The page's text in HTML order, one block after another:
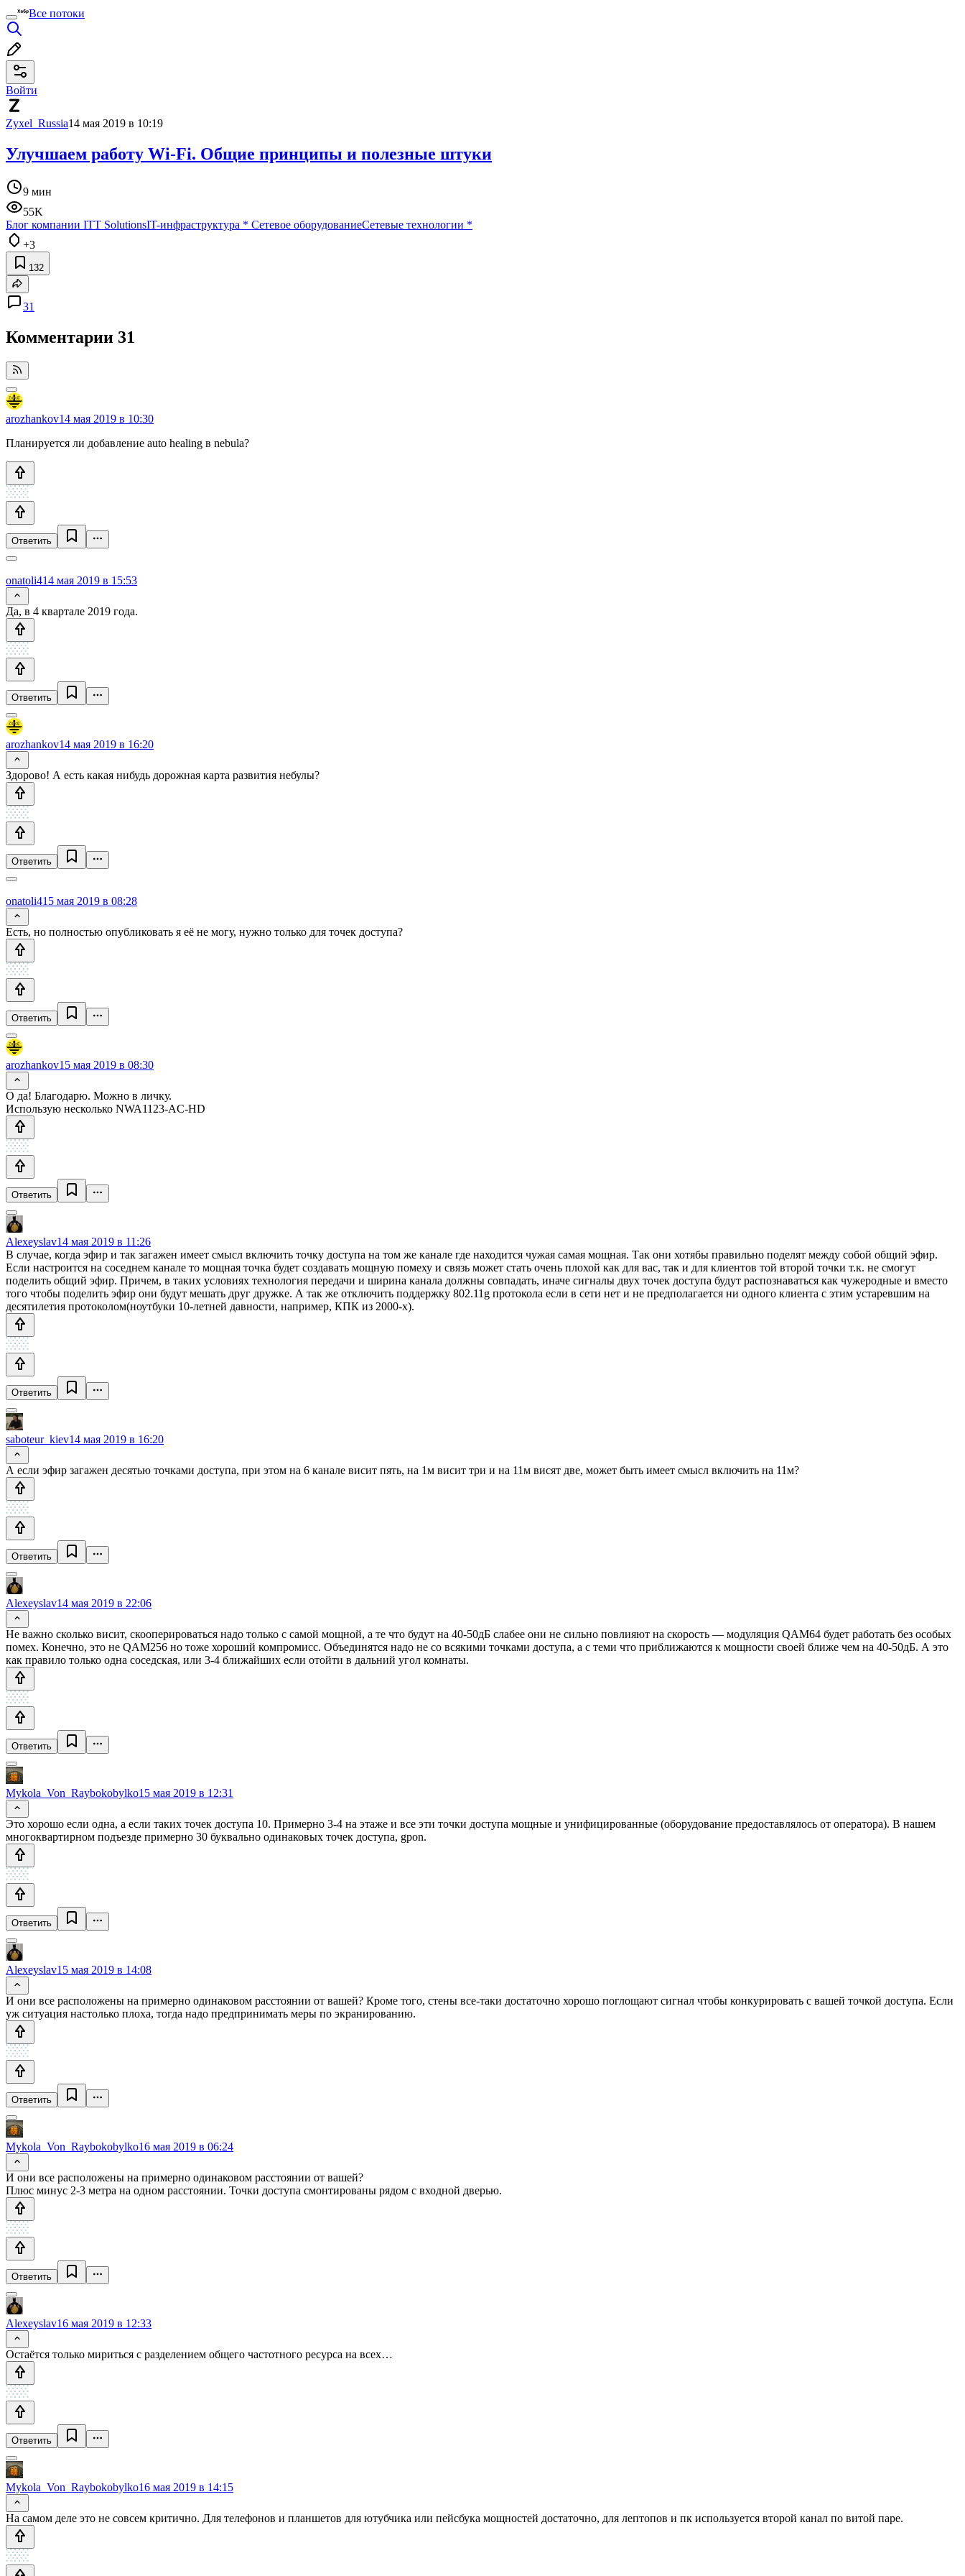
Все потоки
Войти
Zyxel_Russia14 мая 2019 в 10:19
Улучшаем работу Wi-Fi. Общие принципы и полезные штуки
9 мин
55K
Блог компании ITT SolutionsIT-инфраструктура * Сетевое оборудованиеСетевые технологии *
+3
132
31
Комментарии 31
arozhankov14 мая 2019 в 10:30
Планируется ли добавление auto healing в nebula?
Ответить
onatoli414 мая 2019 в 15:53
Да, в 4 квартале 2019 года.
Ответить
arozhankov14 мая 2019 в 16:20
Здорово! А есть какая нибудь дорожная карта развития небулы?
Ответить
onatoli415 мая 2019 в 08:28
Есть, но полностью опубликовать я её не могу, нужно только для точек доступа?
Ответить
arozhankov15 мая 2019 в 08:30
О да! Благодарю. Можно в личку.
Использую несколько NWA1123-AC-HD
Ответить
Alexeyslav14 мая 2019 в 11:26
В случае, когда эфир и так загажен имеет смысл включить точку доступа на том же канале где находится чужая самая мощная. Так они хотябы правильно поделят между собой общий эфир.
Если настроится на соседнем канале то мощная точка будет создавать мощную помеху и связь может стать очень плохой как для вас, так и для клиентов той второй точки т.к. не смогут
поделить общий эфир. Причем, в таких условиях технология передачи и ширина канала должны совпадать, иначе сигналы двух точек доступа будут распознаваться как чужеродные и вместо
того чтобы поделить эфир они будут мешать друг дружке. А так же отключить поддержку 802.11g протокола если в сети нет и не предполагается ни одного клиента с этим устаревшим на
десятилетия протоколом(ноутбуки 10-летней давности, например, КПК из 2000-х).
Ответить
saboteur_kiev14 мая 2019 в 16:20
А если эфир загажен десятью точками доступа, при этом на 6 канале висит пять, на 1м висит три и на 11м висят две, может быть имеет смысл включить на 11м?
Ответить
Alexeyslav14 мая 2019 в 22:06
Не важно сколько висит, скооперироваться надо только с самой мощной, а те что будут на 40-50дБ слабее они не сильно повлияют на скорость — модуляция QAM64 будет работать без особых
помех. Конечно, это не QAM256 но тоже хороший компромисс. Объединятся надо не со всякими точками доступа, а с теми что приближаются к мощности своей ближе чем на 40-50дБ. А это
как правило только одна соседская, или 3-4 ближайших если отойти в дальний угол комнаты.
Ответить
Mykola_Von_Raybokobylko15 мая 2019 в 12:31
Это хорошо если одна, а если таких точек доступа 10. Примерно 3-4 на этаже и все эти точки доступа мощные и унифицированные (оборудование предоставлялось от оператора). В нашем
многоквартирном подъезде примерно 30 буквально одинаковых точек доступа, gpon.
Ответить
Alexeyslav15 мая 2019 в 14:08
И они все расположены на примерно одинаковом расстоянии от вашей? Кроме того, стены все-таки достаточно хорошо поглощают сигнал чтобы конкурировать с вашей точкой доступа. Если
уж ситуация настолько плоха, тогда надо предпринимать меры по экранированию.
Ответить
Mykola_Von_Raybokobylko16 мая 2019 в 06:24
И они все расположены на примерно одинаковом расстоянии от вашей?
Плюс минус 2-3 метра на одном расстоянии. Точки доступа смонтированы рядом с входной дверью.
Ответить
Alexeyslav16 мая 2019 в 12:33
Остаётся только мириться с разделением общего частотного ресурса на всех…
Ответить
Mykola_Von_Raybokobylko16 мая 2019 в 14:15
На самом деле это не совсем критично. Для телефонов и планшетов для ютубчика или пейсбука мощностей достаточно, для лептопов и пк используется второй канал по витой паре.